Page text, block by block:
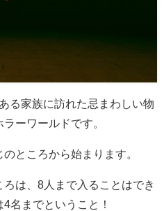
る家族に訪れた忌まわしい物
ーワールドです。
ところから始まります。
は、8人まで入ることはでき
名までということ！